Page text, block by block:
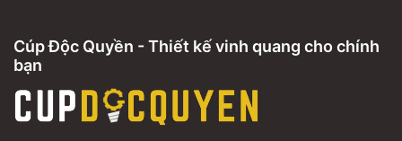
Cúp Độc Quyền - Thiết kế vinh quang cho chính
bạn